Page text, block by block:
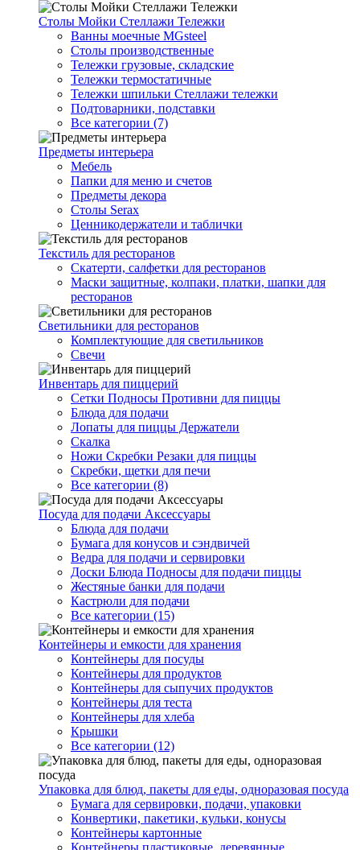
Столы Мойки Стеллажи Тележки
Ванны моечные MGsteel
Столы производственные
Тележки грузовые, складские
Тележки термостатичные
Тележки шпильки Стеллажи тележки
Подтоварники, подставки
Все категории (7)
Предметы интерьера
Мебель
Папки для меню и счетов
Предметы декора
Столы Serax
Ценникодержатели и таблички
Текстиль для ресторанов
Скатерти, салфетки для ресторанов
Маски защитные, колпаки, платки, шапки для
ресторанов
Светильники для ресторанов
Комплектующие для светильников
Свечи
Инвентарь для пиццерий
Сетки Подносы Противни для пиццы
Блюда для подачи
Лопаты для пиццы Держатели
Скалка
Ножи Скребки Резаки для пиццы
Скребки, щетки для печи
Все категории (8)
Посуда для подачи Аксессуары
Блюда для подачи
Бумага для конусов и сэндвичей
Ведра для подачи и сервировки
Доски Блюда Подносы для подачи пиццы
Жестяные банки для подачи
Кастрюли для подачи
Все категории (15)
Контейнеры и емкости для хранения
Контейнеры для посуды
Контейнеры для продуктов
Контейнеры для сыпучих продуктов
Контейнеры для теста
Контейнеры для хлеба
Крышки
Все категории (12)
Упаковка для блюд, пакеты для еды, одноразовая посуда
Бумага для сервировки, подачи, упаковки
Конвертики, пакетики, кульки, конусы
Контейнеры картонные
Контейнеры пластиковые, деревянные